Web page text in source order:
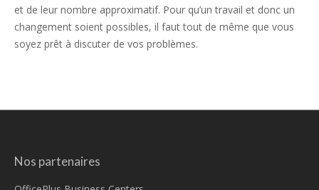
et de leur nombre approximatif. Pour qu’un travail et donc un
changement soient possibles, il faut tout de même que vous
soyez prêt à discuter de vos problèmes.
Nos partenaires